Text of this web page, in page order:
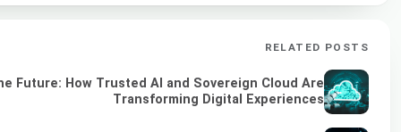
RELATED POSTS
Future: How Trusted AI and Sovereign Cloud Are
Transforming Digital Experiences